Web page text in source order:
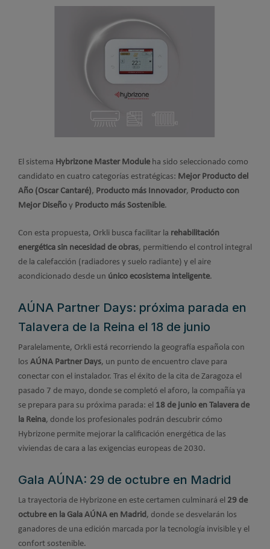
El sistema Hybrizone Master Moduleha sido seleccionado como
candidato en cuatro categorías estratégicas: Mejor Producto del
Año (Oscar Cantaré), Producto más Innovador, Producto con
Mejor Diseño y Producto más Sostenible.
Con esta propuesta, Orkli busca facilitar la rehabilitación
energética sin necesidad de obras, permitiendo el control integral
de la calefacción (radiadores y suelo radiante) y el aire
acondicionado desde un único ecosistema inteligente.
AÚNA Partner Days: próxima parada en
Talavera de la Reina el 18 de junio
Paralelamente, Orkli está recorriendo la geografía española con
los AÚNA Partner Days, un punto de encuentro clave para
conectar con el instalador. Tras el éxito de la cita de Zaragoza el
pasado 7 de mayo, donde se completó el aforo, la compañía ya
se prepara para su próxima parada: el 18 de junio en Talavera de
la Reina, donde los profesionales podrán descubrir cómo
Hybrizone permite mejorar la calificación energética de las
viviendas de cara a las exigencias europeas de 2030.
Gala AÚNA: 29 de octubre en Madrid
La trayectoria de Hybrizone en este certamen culminará el 29 de
octubre en la Gala AÚNA en Madrid, donde se desvelarán los
ganadores de una edición marcada por la tecnología invisible y el
confort sostenible.